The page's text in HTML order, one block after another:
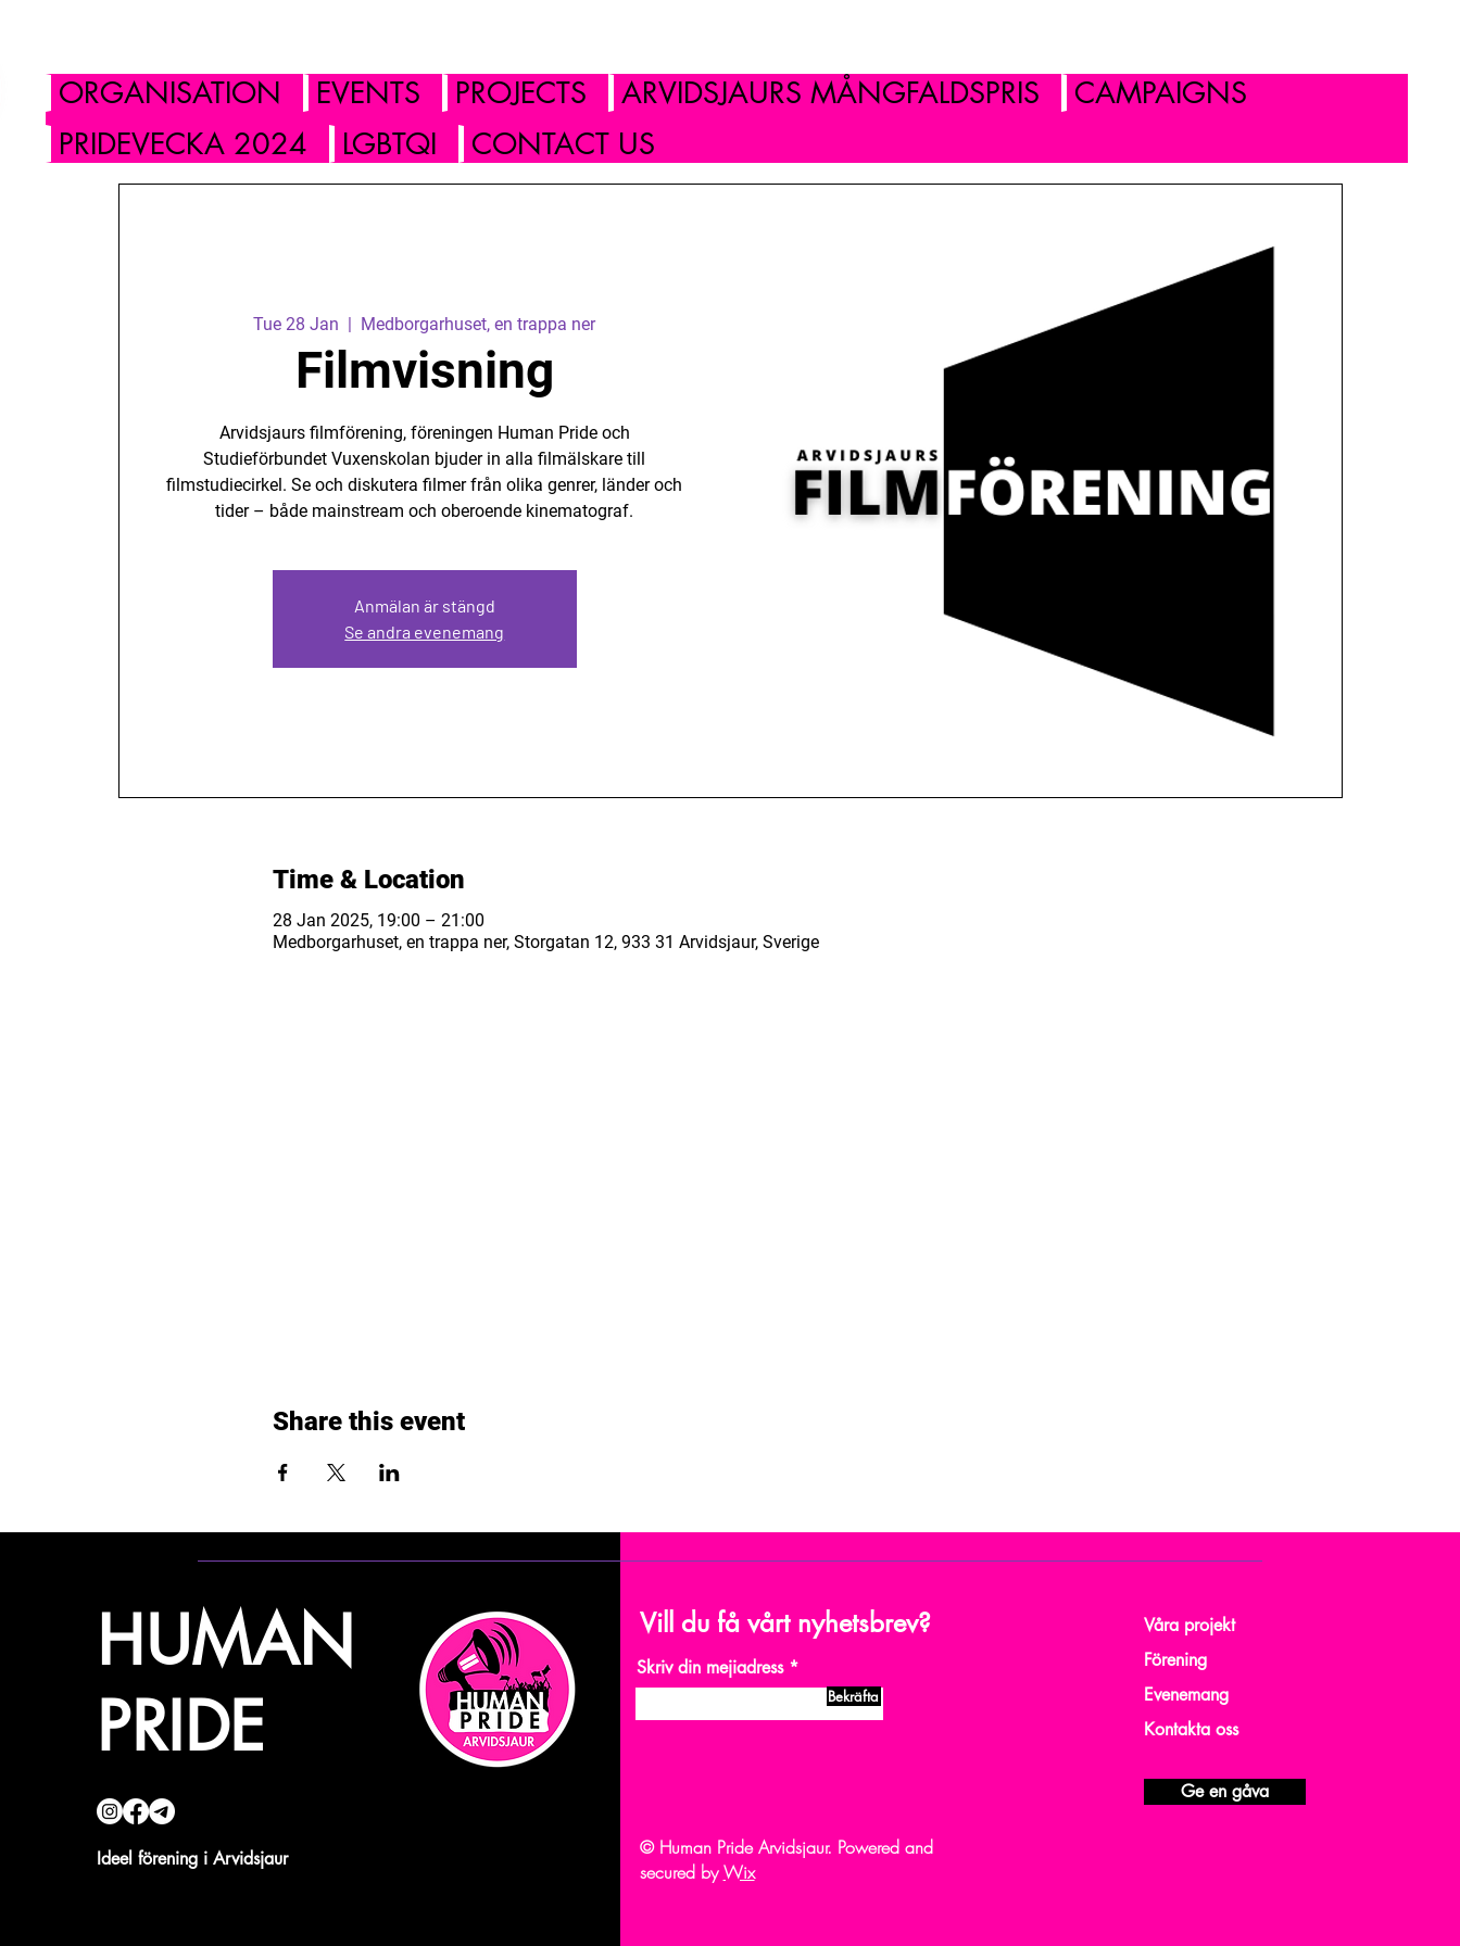
ORGANISATION EVENTS PROJECTS ARVIDSJAURS MÅNGFALDSPRIS
CAMPAIGNS
PRIDEVECKA 2024
LGBTQI CONTACT US
Tue 28 Jan
  |
Medborgarhuset, en trappa ner
Filmvisning
Arvidsjaurs filmförening, föreningen Human Pride och
Studieförbundet Vuxenskolan bjuder in alla filmälskare till
filmstudiecirkel. Se och diskutera filmer från olika genrer, länder och
tider – både mainstream och oberoende kinematograf.
Anmälan är stängd
Se andra evenemang
Time & Location
28 Jan 2025, 19:00 – 21:00
Medborgarhuset, en trappa ner, Storgatan 12, 933 31 Arvidsjaur, Sverige
Share this event
HUMAN
PRIDE
Ideel förening i Arvidsjaur
Vill du få vårt nyhetsbrev?
Skriv din mejiadress
Bekräfta
© Human Pride Arvidsjaur. Powered and
secured byWix
Våra projekt
Förening
Evenemang
Kontakta oss
Ge en gåva